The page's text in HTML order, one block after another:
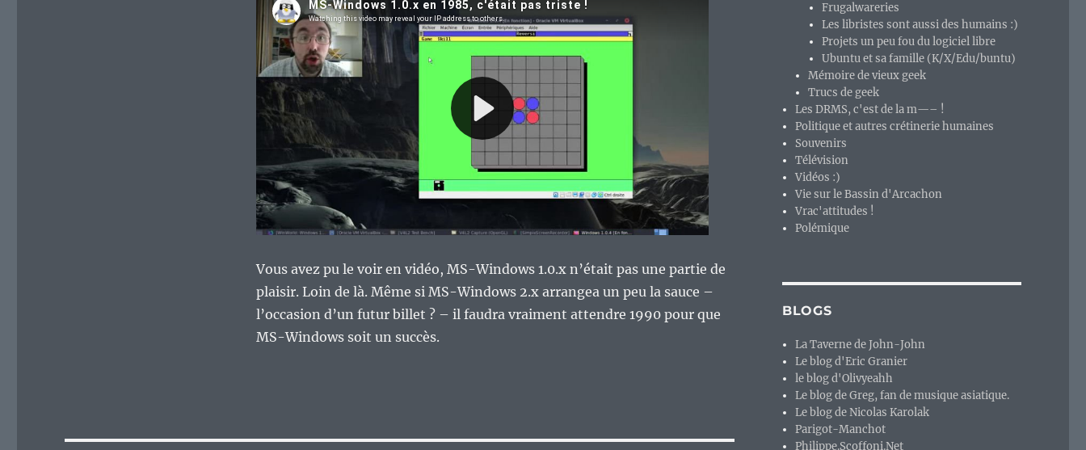
Vous avez pu le voir en vidéo, MS-Windows 1.0.x n’était pas une partie de
plaisir. Loin de là. Même si MS-Windows 2.x arrangea un peu la sauce –
l’occasion d’un futur billet ? – il faudra vraiment attendre 1990 pour que
MS-Windows soit un succès.
Frugalwareries
Les libristes sont aussi des humains :)
Projets un peu fou du logiciel libre
Ubuntu et sa famille (K/X/Edu/buntu)
Mémoire de vieux geek
Trucs de geek
Les DRMS, c'est de la m—– !
Politique et autres crétinerie humaines
Souvenirs
Télévision
Vidéos :)
Vie sur le Bassin d'Arcachon
Vrac'attitudes !
Polémique
BLOGS
La Taverne de John-John
Le blog d'Eric Granier
le blog d'Olivyeahh
Le blog de Greg, fan de musique asiatique.
Le blog de Nicolas Karolak
Parigot-Manchot
Philippe.Scoffoni.Net